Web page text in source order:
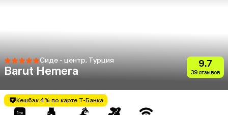
Сиде - центр, Турция
Barut Hemera
9.7
39 отзывов
Кешбэк 4% по карте Т-Банка